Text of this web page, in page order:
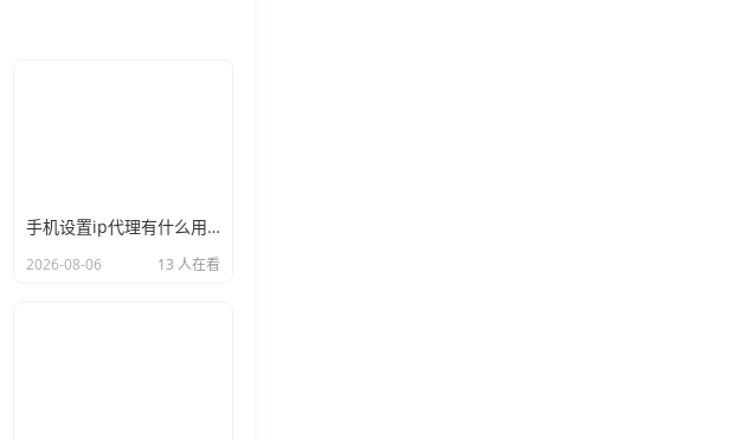
手机设置ip代理有什么用？不只是改定位那么简单
2026-08-06 13 人在看